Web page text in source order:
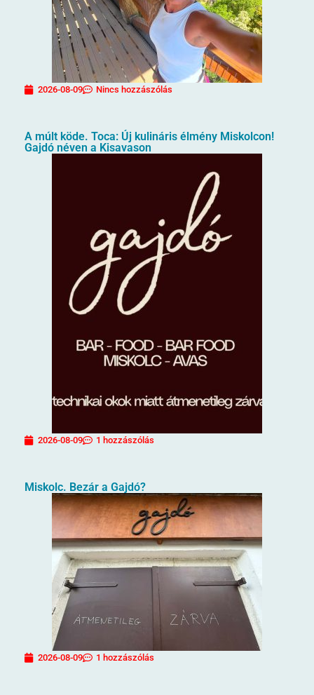
2026-08-09 Nincs hozzászólás
A múlt köde. Toca: Új kulináris élmény Miskolcon!
Gajdó néven a Kisavason
2026-08-09 1 hozzászólás
Miskolc. Bezár a Gajdó?
2026-08-09 1 hozzászólás